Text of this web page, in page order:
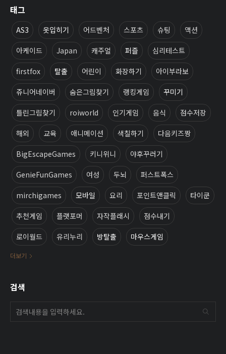
태그
AS3 옷입히기 어드벤처 스포츠 슈팅 액션
아케이드 Japan 캐주얼 퍼즐 심리테스트
firstfox 탈출 어린이 화장하기 아이부라보
쥬니어네이버 숨은그림찾기 랭킹게임 꾸미기
틀린그림찾기 roiworld 인기게임 음식 점수저장
해외 교육 애니메이션 색칠하기 다음키즈짱
BigEscapeGames 키니위니 야후꾸러기
GenieFunGames 여성 두뇌 퍼스트폭스
mirchigames 모바일 요리 포인트앤클릭 타이쿤
추천게임 플랫포머 자작플래시 점수내기
로이월드 유리누리 방탈출 마우스게임
더보기
검색